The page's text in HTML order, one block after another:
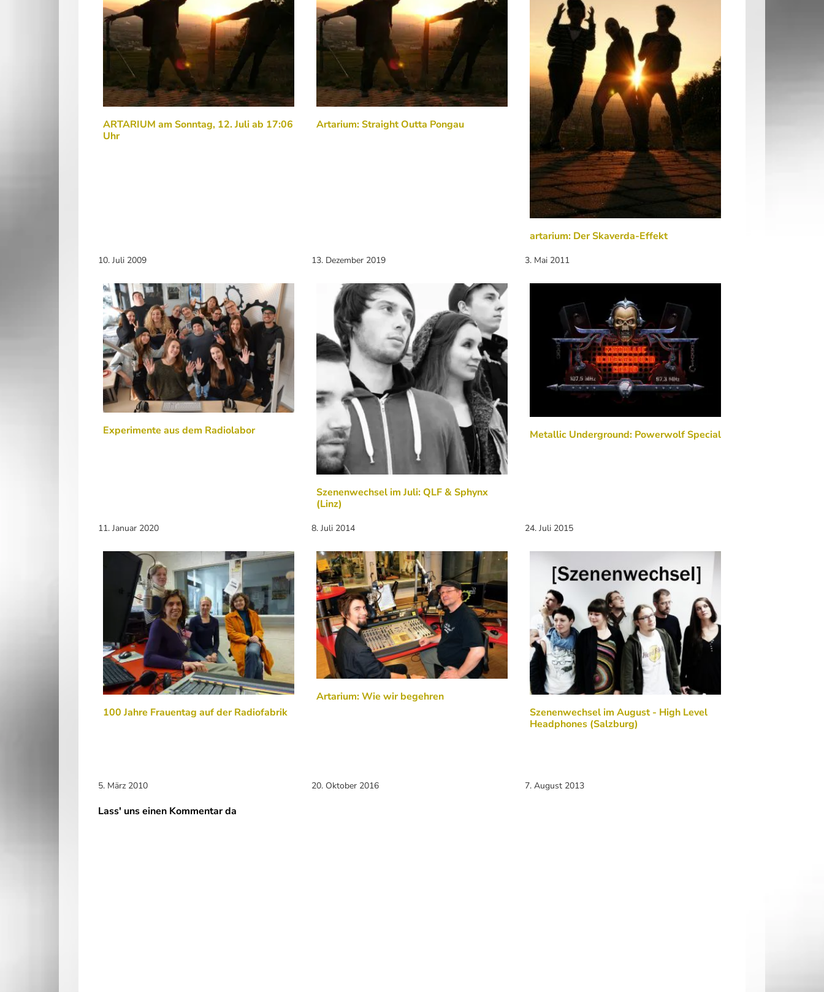
ARTARIUM am Sonntag, 12. Juli ab 17:06
Uhr
10. Juli 2009
Artarium: Straight Outta Pongau
13. Dezember 2019
artarium: Der Skaverda-Effekt
3. Mai 2011
Experimente aus dem Radiolabor
11. Januar 2020
Szenenwechsel im Juli: QLF & Sphynx
(Linz)
8. Juli 2014
Metallic Underground: Powerwolf Special
24. Juli 2015
100 Jahre Frauentag auf der Radiofabrik
5. März 2010
Artarium: Wie wir begehren
20. Oktober 2016
Szenenwechsel im August - High Level
Headphones (Salzburg)
7. August 2013
Lass' uns einen Kommentar da